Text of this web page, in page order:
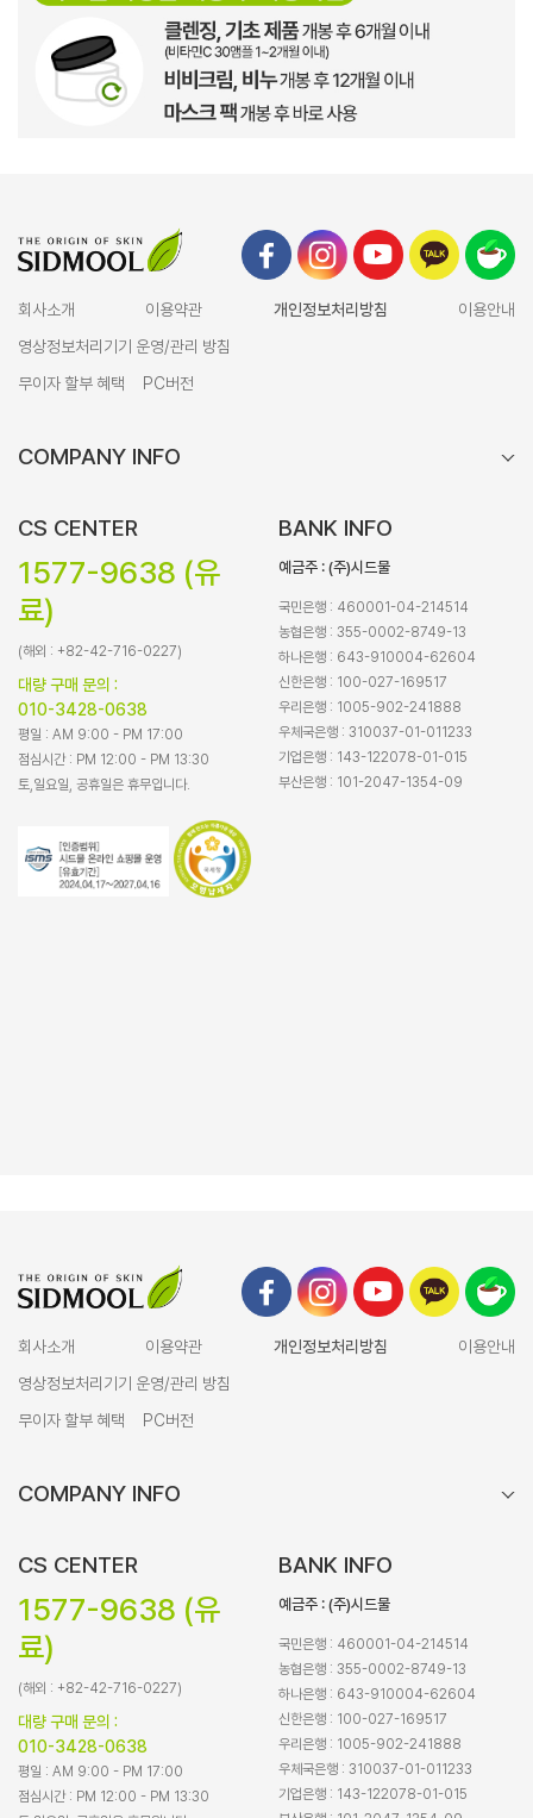
회사소개 이용약관 개인정보처리방침
이용안내
영상정보처리기기 운영/관리 방침
무이자 할부 혜택
PC버전
COMPANY INFO
CS CENTER
1577-9638 (유
료)
(해외 : +82-42-716-0227)
대량 구매 문의 :
010-3428-0638
평일 : AM 9:00 - PM 17:00
점심시간 : PM 12:00 - PM 13:30
토,일요일, 공휴일은 휴무입니다.
BANK INFO
예금주 : (주)시드물
국민은행 : 460001-04-214514
농협은행 : 355-0002-8749-13
하나은행 : 643-910004-62604
신한은행 : 100-027-169517
우리은행 : 1005-902-241888
우체국은행 : 310037-01-011233
기업은행 : 143-122078-01-015
부산은행 : 101-2047-1354-09
회사소개 이용약관 개인정보처리방침
이용안내
영상정보처리기기 운영/관리 방침
무이자 할부 혜택
PC버전
COMPANY INFO
CS CENTER
1577-9638 (유
료)
(해외 : +82-42-716-0227)
대량 구매 문의 :
010-3428-0638
평일 : AM 9:00 - PM 17:00
점심시간 : PM 12:00 - PM 13:30
BANK INFO
예금주 : (주)시드물
국민은행 : 460001-04-214514
농협은행 : 355-0002-8749-13
하나은행 : 643-910004-62604
신한은행 : 100-027-169517
우리은행 : 1005-902-241888
우체국은행 : 310037-01-011233
기업은행 : 143-122078-01-015